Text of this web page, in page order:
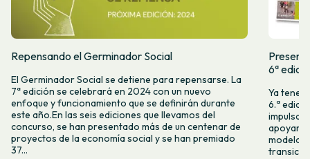
Repensando el Germinador Social
El Germinador Social se detiene para repensarse. La
7ª edición se celebrará en 2024 con un nuevo
enfoque y funcionamiento que se definirán durante
este año.En las seis ediciones que llevamos del
concurso, se han presentado más de un centenar de
proyectos de la economía social y se han premiado
37...
6ª
Ya
6.ª
apoyar
modelos